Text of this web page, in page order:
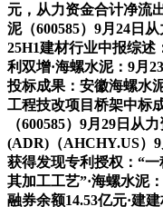
元，从力资金合计净流
泥（600585）9月24日
25H1建材行业中报综述
利双增·海螺水泥：9月
投标成果：安徽海螺水
工程技改项目桥架中标
（600585）9月29日从
(ADR)（AHCHY.US）9
获得发现专利授权：“
其加工工艺”·海螺水泥
融券余额14.53亿元·建